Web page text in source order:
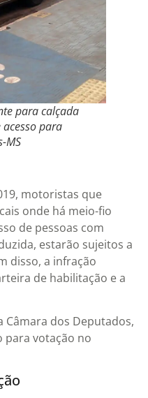
para calçada
para
MS
motoristas que
onde há meio-fio
de pessoas com
estarão sujeitos a
disso, a infração
de habilitação e a
Câmara dos Deputados,
para votação no